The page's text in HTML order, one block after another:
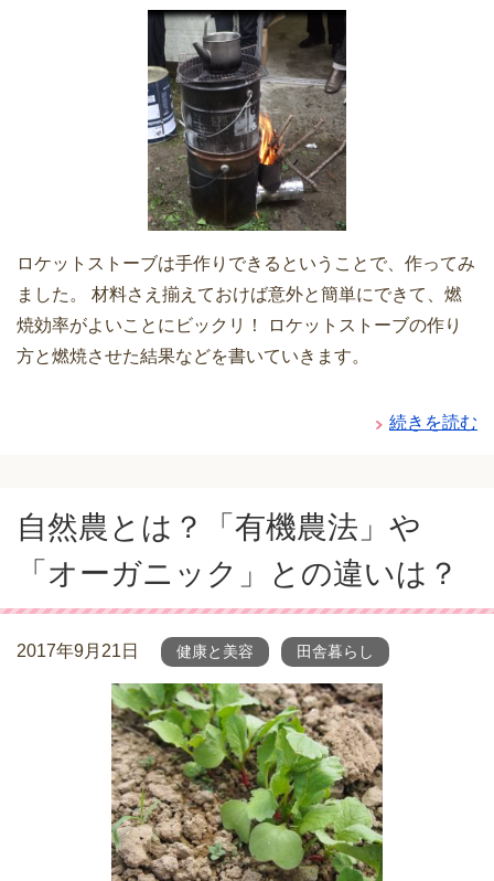
ロケットストーブは手作りできるということで、作ってみ
ました。 材料さえ揃えておけば意外と簡単にできて、燃
焼効率がよいことにビックリ！ ロケットストーブの作り
方と燃焼させた結果などを書いていきます。
続きを読む
自然農とは？「有機農法」や
「オーガニック」との違いは？
2017年9月21日 健康と美容 田舎暮らし